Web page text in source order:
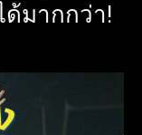
ด้มากกว่า!